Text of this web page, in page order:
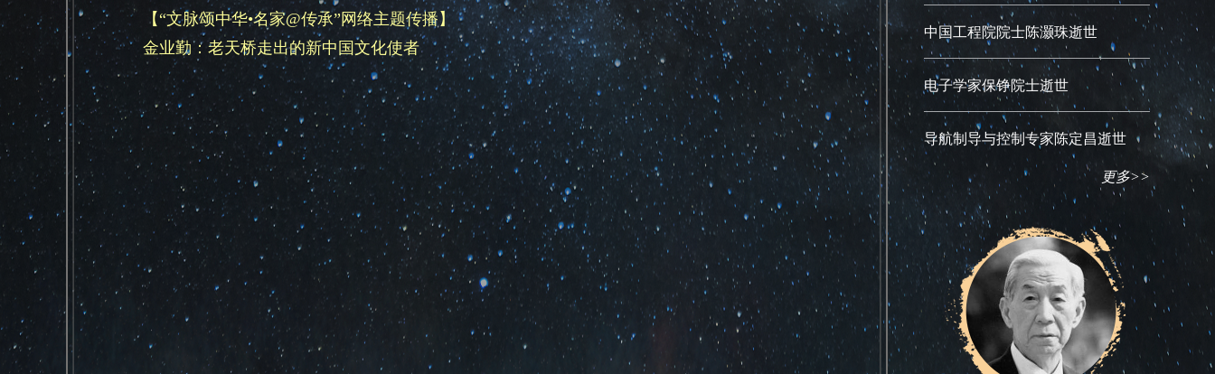
【“文脉颂中华•名家@传承”网络主题传播】
金业勤：老天桥走出的新中国文化使者
中国工程院院士陈灏珠逝世
电子学家保铮院士逝世
导航制导与控制专家陈定昌逝世
更多>>